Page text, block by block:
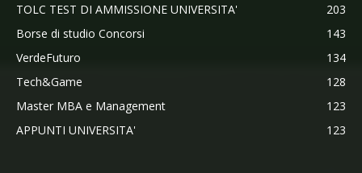
TOLC TEST DI AMMISSIONE UNIVERSITA'
203
Borse di studio Concorsi
143
VerdeFuturo
134
Tech&Game
128
Master MBA e Management
123
APPUNTI UNIVERSITA'
123